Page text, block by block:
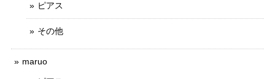
ピアス
その他
maruo